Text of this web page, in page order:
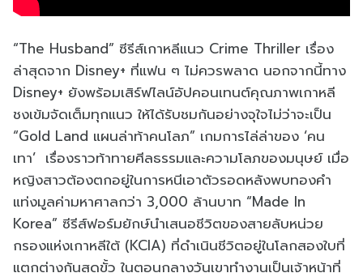
“The Husband” ซีรีส์เกาหลีแนว Crime Thriller เรื่อง
ล่าสุดจาก Disney+ ที่แฟน ๆ ไม่ควรพลาด นอกจากนี้ทาง
Disney+ ยังพร้อมเสิร์ฟไลน์อัปคอนเทนต์คุณภาพเกาหลี
ชงเข้มจัดเต็มทุกแนว ให้ได้รับชมกันอย่างจุใจไม่ว่าจะเป็น
“Gold Land แผนล่าท้าคนโลภ” เกมการไล่ล่าของ ‘คน
เทา’ เรื่องราวท้าทายศีลธรรมและความโลภของมนุษย์ เมื่อ
หญิงสาวต้องตกอยู่ในการหนีเอาตัวรอดหลังพบทองคำ
แท่งมูลค่ามหาศาลกว่า 3,000 ล้านบาท “Made In
Korea” ซีรีส์ฟอร์มยักษ์นำเสนอชีวิตของสายลับหน่วย
กรองแห่งเกาหลีใต้ (KCIA) ที่ดำเนินชีวิตอยู่ในโลกสองใบที่
แตกต่างกันสุดขั้ว ในตอนกลางวันเขาทำงานเป็นเจ้าหน้าที่